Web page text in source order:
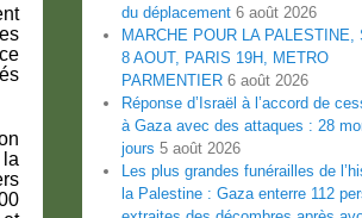
du déplacement 6 août 2026
MARCHE POUR LA PALESTINE,
8 AOUT, PARIS 19H, METRO
PARMENTIER 6 août 2026
Réponse d’Israël à l’accord de
à Gaza avec des attaques : 28
jours 5 août 2026
Les plus grandes funérailles de
la Palestine : Gaza enterre 112